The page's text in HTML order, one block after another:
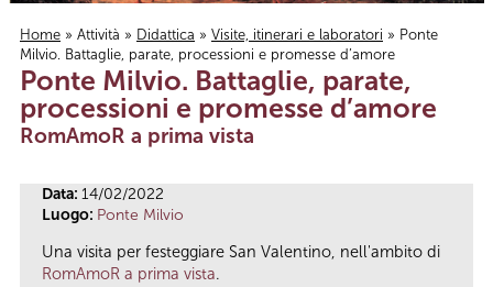
Tu sei qui
Home » Attività » Didattica » Visite, itinerari e laboratori » Ponte
Milvio. Battaglie, parate, processioni e promesse d’amore
Ponte Milvio. Battaglie, parate,
processioni e promesse d’amore
RomAmoR a prima vista
Data: 14/02/2022
Luogo: Ponte Milvio
Una visita per festeggiare San Valentino, nell'ambito di
RomAmoR a prima vista.